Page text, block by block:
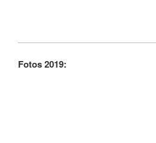
Fotos 2019: